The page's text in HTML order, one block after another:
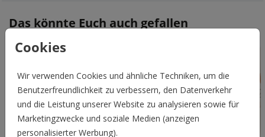
Cookies
Wir verwenden Cookies und ähnliche Techniken, um die
Benutzerfreundlichkeit zu verbessern, den Datenverkehr
und die Leistung unserer Website zu analysieren sowie für
Marketingzwecke und soziale Medien (anzeigen
personalisierter Werbung).
Das könnte Euch auch gefallen